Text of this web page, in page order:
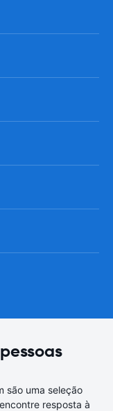
são uma seleção
resposta à